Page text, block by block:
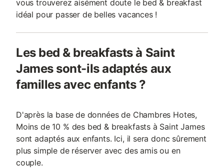
vous trouverez aisément doute le bed & breakfast
idéal pour passer de belles vacances !
Les bed & breakfasts à Saint
James sont-ils adaptés aux
familles avec enfants ?
D'après la base de données de Chambres Hotes,
Moins de 10 % des bed & breakfasts à Saint James
sont adaptés aux enfants. Ici, il sera donc sûrement
plus simple de réserver avec des amis ou en
couple.